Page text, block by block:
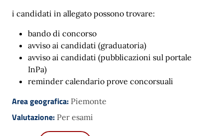
i candidati in allegato possono trovare:
bando di concorso
avviso ai candidati (graduatoria)
avviso ai candidati (pubblicazioni sul portale
InPa)
reminder calendario prove concorsuali
Area geografica: Piemonte
Valutazione: Per esami